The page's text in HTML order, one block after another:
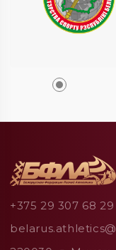
+375 29 307 68 29